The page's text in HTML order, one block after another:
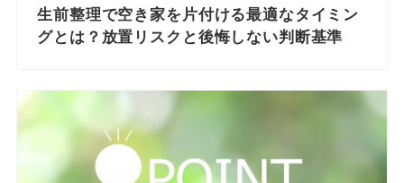
生前整理で空き家を片付ける最適なタイミン
グとは？放置リスクと後悔しない判断基準